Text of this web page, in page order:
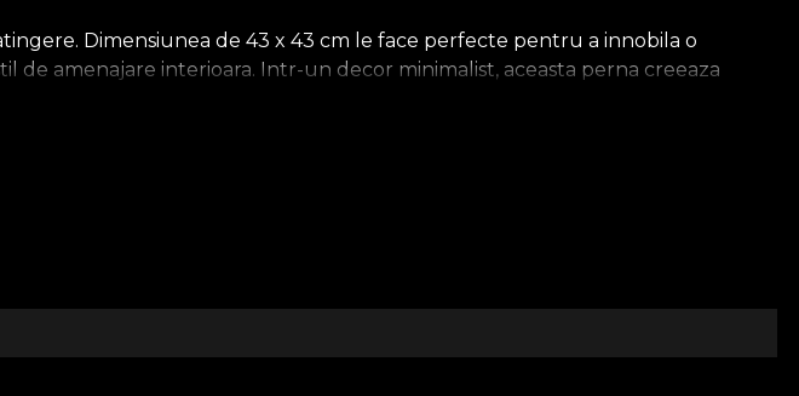
Dimensiunea de 43 x 43 cm le face perfecte pentru a innobila o
amenajare interioara. Intr-un decor minimalist, aceasta perna creeaza
spatiu. De aceea, fiecare design pe care il realizam este incarcat de energia